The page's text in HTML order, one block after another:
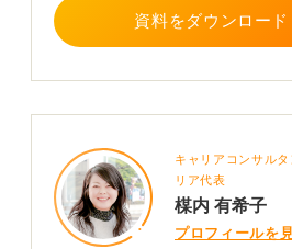
0
資料をダウンロード
キャリアコンサル
リア代表
楳内 有希子
プロフィールを